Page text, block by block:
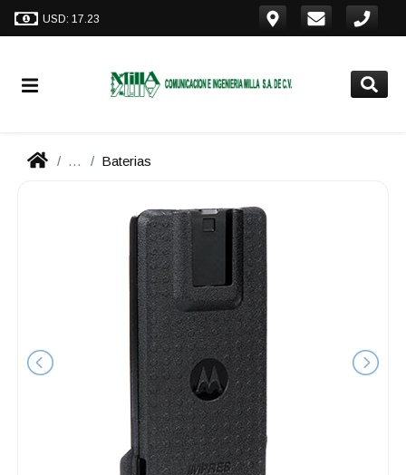
USD: 17.23
... Baterias